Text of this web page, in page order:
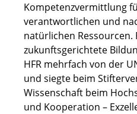
Kompetenzvermittlung
verantwortlichen und
natürlichen Ressourcen.
zukunftsgerichtete
HFR mehrfach von der
und siegte beim
Wissenschaft beim
und Kooperation –